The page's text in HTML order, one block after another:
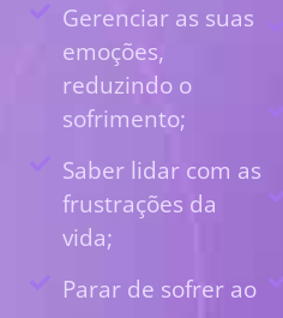
Gerenciar as suas
emoções,
reduzindo o
sofrimento;
Saber lidar com as
frustrações da
vida;
Parar de sofrer ao